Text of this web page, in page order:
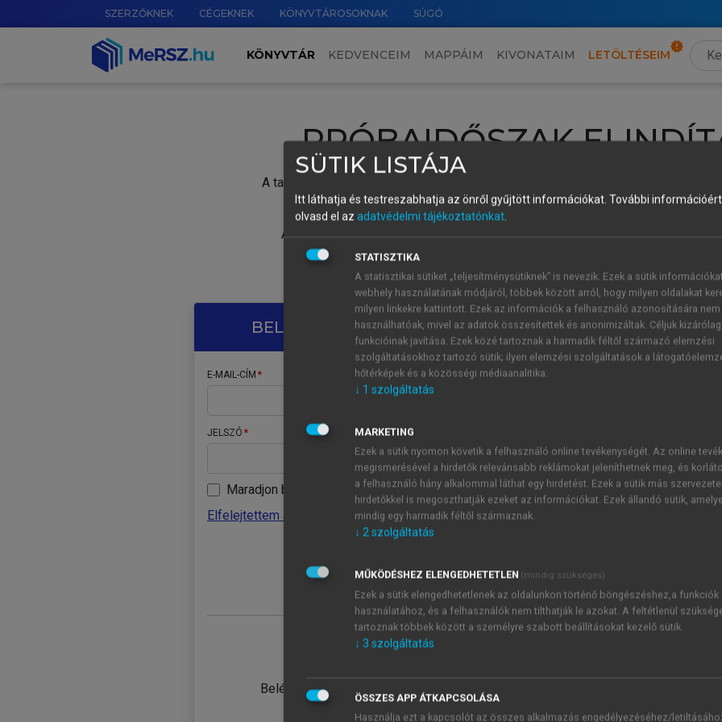
SZERZŐKNEK CÉGEKNEK KÖNYVTÁROSOKNAK SÚGÓ
KÖNYVTÁR KEDVENCEIM MAPPÁIM KIVONATAIM LETÖLTÉSEIM
PRÓBAIDŐSZAK
A tartalom megtekintéséhez lépj be a saját fiókoddal, iskolai azonosítóddal vagy
Új felhasználóként1 óra díjmentes hozzáférésrevagy
A próbaidőszak elindításához,
vagy hozz
A regisztráció után a
BELÉPÉS SAJÁT FIÓKKAL
E-MAIL-CÍM
JELSZÓ
Maradjon belépve
Elfelejtettem a jelszavamat
Belépés intézményi azonosítóval
ÚJ FIÓK
1 óra
JELSZÓ
Kérek értesítést a MeRSZ
Kérek értesítést az
SÜTIK LISTÁJA
Itt láthatja és testreszabhatja az önről gyűjtött információkat. További
olvasd el az adatvédelmi tájékoztatónkat.
STATISZTIKA
A statisztikai sütiket „teljesítménysütiknek” is nevezik. Ezek a sütik
webhely használatának módjáról, többek között arról, hogy milyen oldalakat
milyen linkekre kattintott. Ezek az információk a felhasználó azonosítására nem
használhatóak, mivel az adatok összesítettek és anonimizáltak. Céljuk
funkcióinak javítása. Ezek közé tartoznak a harmadik féltől származó elemzési
szolgáltatásokhoz tartozó sütik; ilyen elemzési szolgáltatások a
hőtérképek és a közösségi médiaanalitika.
↓ 1 szolgáltatás
MARKETING
Ezek a sütik nyomon követik a felhasználó online tevékenységét. Az online
megismerésével a hirdetők relevánsabb reklámokat jeleníthetnek meg, és
a felhasználó hány alkalommal láthat egy hirdetést. Ezek a sütik más
hirdetőkkel is megoszthatják ezeket az információkat. Ezek állandó sütik,
mindig egy harmadik féltől származnak.
↓ 2szolgáltatás
MŰKÖDÉSHEZ ELENGEDHETETLEN (mindig szükséges)
Ezek a sütik elengedhetetlenek az oldalunkon történő böngészéshez,a funkciók
használatához, és a felhasználók nem tilthatják le azokat. A feltétlenül
tartoznak többek között a személyre szabott beállításokat kezelő sütik.
↓ 3 szolgáltatás
ÖSSZES APP ÁTKAPCSOLÁSA
Használja ezt a kapcsolót az összes alkalmazás engedélyezéséhez/